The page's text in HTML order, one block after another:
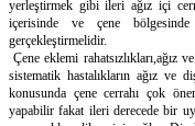
yerleştirmek gibi ileri ağız içi
içerisinde ve çene bölgesinde
gerçekleştirmelidir.
Çene eklemi rahatsızlıkları,ağız
sistematik hastalıkların ağız ve
konusunda çene cerrahı çok
yapabilir fakat ileri derecede bir